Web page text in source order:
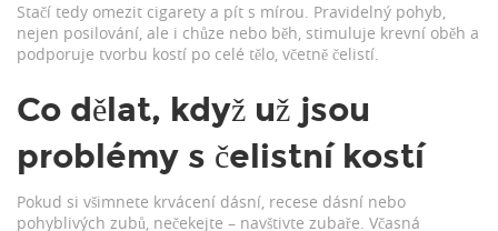
Stačí tedy omezit cigarety a pít s mírou. Pravidelný pohyb,
nejen posilování, ale i chůze nebo běh, stimuluje krevní oběh a
podporuje tvorbu kostí po celé tělo, včetně čelistí.
Co dělat, když už jsou
problémy s čelistní kostí
Pokud si všimnete krvácení dásní, recese dásní nebo
pohyblivých zubů, nečekejte – navštivte zubaře. Včasná